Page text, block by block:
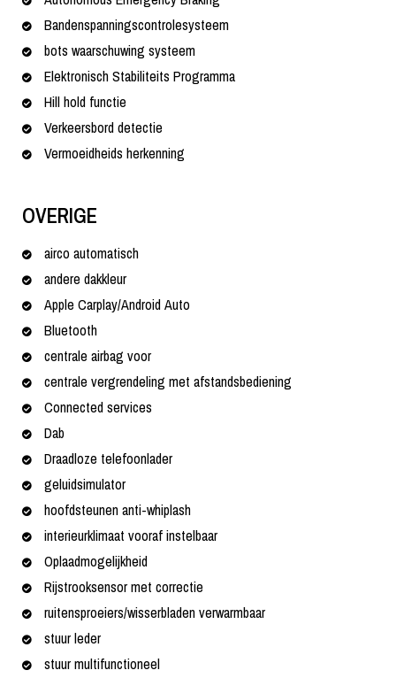
Bandenspanningscontrolesysteem
bots waarschuwing systeem
Elektronisch Stabiliteits Programma
Hill hold functie
Verkeersbord detectie
Vermoeidheids herkenning
OVERIGE
airco automatisch
andere dakkleur
Apple Carplay/Android Auto
Bluetooth
centrale airbag voor
centrale vergrendeling met afstandsbediening
Connected services
Dab
Draadloze telefoonlader
geluidsimulator
hoofdsteunen anti-whiplash
interieurklimaat vooraf instelbaar
Oplaadmogelijkheid
Rijstrooksensor met correctie
ruitensproeiers/wisserbladen verwarmbaar
stuur leder
stuur multifunctioneel